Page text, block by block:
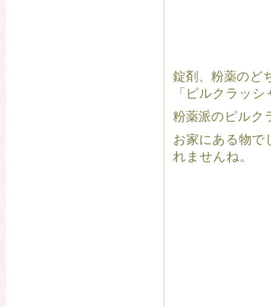
錠剤、粉薬のど
「ピルクラッ
粉薬派のピルク
お家にある物で
れませんね。